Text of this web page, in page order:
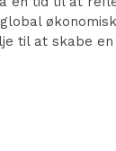
til at skabe en